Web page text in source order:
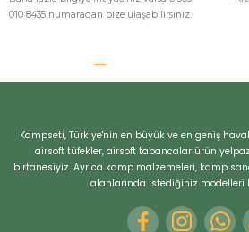
010 8435 numaradan bize ulaşabilirsiniz.
Kampseti, Türkiye'nin en büyük ve en geniş
airsoft tüfekler, airsoft tabancalar ürün
birtanesiyiz. Ayrıca kamp malzemeleri, kamp
alanlarında istediğiniz modelleri